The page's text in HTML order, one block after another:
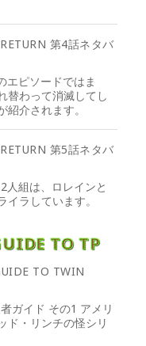
第4話ネタバ
エピソードではま
替わって消滅してし
介されます。
第5話ネタバ
人組は、ロレインと
ラしています。
TO TP
TO TWIN
ガイド その1 アメリ
ド・リンチの怪シリ